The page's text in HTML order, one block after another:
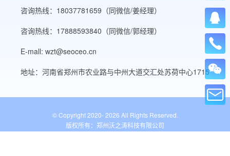
咨询热线：18037781659（同微信/姜经理）
咨询热线：17888593840（同微信/郭经理）
E-mall: wzt@seoceo.cn
地址：河南省郑州市农业路与中州大道交汇处苏荷中心1715
© Copyright 2020-2026 All Rights Reserved.
版权所有：郑州沃之涛科技有限公司